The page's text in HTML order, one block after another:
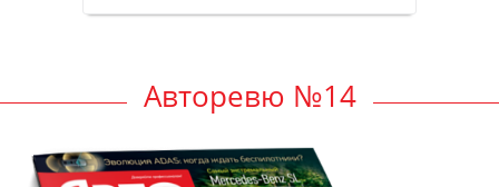
Авторевю №14